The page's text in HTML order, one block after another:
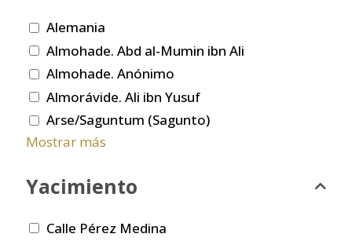
Alemania
Almohade. Abd al-Mumin ibn Ali
Almohade. Anónimo
Almorávide. Ali ibn Yusuf
Arse/Saguntum (Sagunto)
Mostrar más
Yacimiento
Calle Pérez Medina